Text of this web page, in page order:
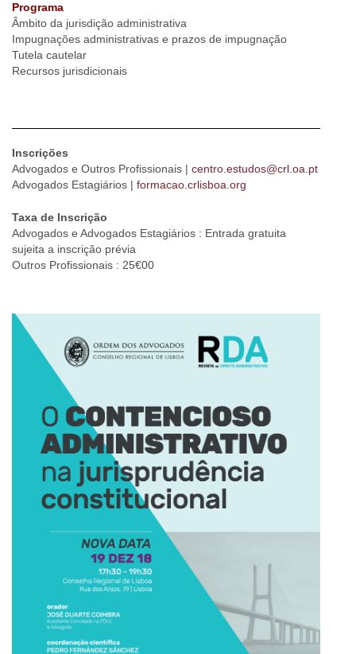
Programa
Âmbito da jurisdição administrativa
Impugnações administrativas e prazos de impugnação
Tutela cautelar
Recursos jurisdicionais
Inscrições
Advogados e Outros Profissionais | centro.estudos@crl.oa.pt
Advogados Estagiários | formacao.crlisboa.org
Taxa de Inscrição
Advogados e Advogados Estagiários : Entrada gratuita
sujeita a inscrição prévia
Outros Profissionais : 25€00